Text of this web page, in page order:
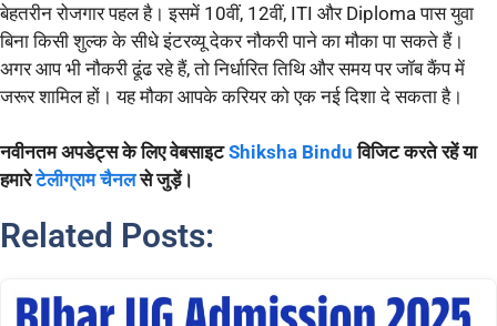
बेहतरीन रोजगार पहल है। इसमें 10वीं, 12वीं, ITI और Diploma पास युवा
बिना किसी शुल्क के सीधे इंटरव्यू देकर नौकरी पाने का मौका पा सकते हैं।
अगर आप भी नौकरी ढूंढ रहे हैं, तो निर्धारित तिथि और समय पर जॉब कैंप में
जरूर शामिल हों। यह मौका आपके करियर को एक नई दिशा दे सकता है।
नवीनतम अपडेट्स के लिए वेबसाइटShiksha Bindu विजिट करते रहें या
हमारेटेलीग्राम चैनल से जुड़ें।
Related Posts: